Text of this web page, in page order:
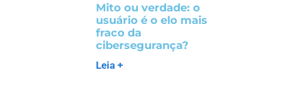
Mito ou verdade: o
usuário é o elo mais
fraco da
cibersegurança?
Leia +